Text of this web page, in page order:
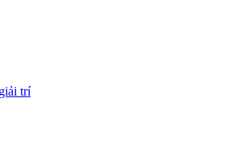
trí